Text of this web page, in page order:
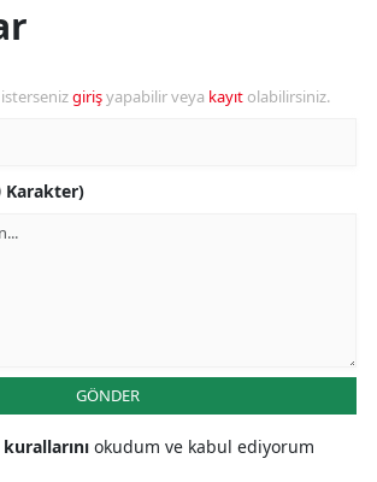
girişyapabilir veya kayıt olabilirsiniz.
Karakter)
GÖNDER
okudum ve kabul ediyorum